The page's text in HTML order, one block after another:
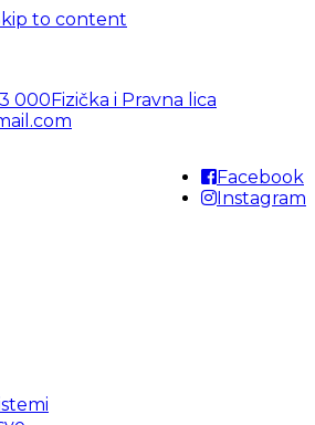
to content
000Fizička i Pravna lica
Facebook
Instagram